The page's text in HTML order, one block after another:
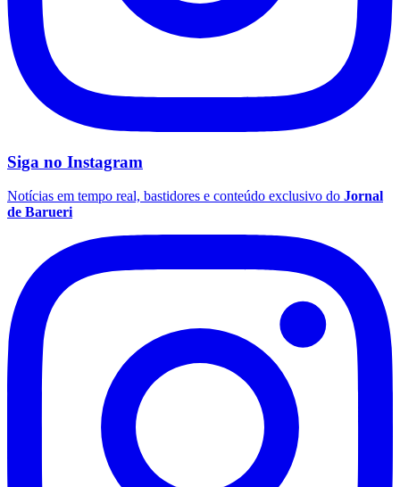
Palmeiras
Siga no Instagram
Notícias em tempo real, bastidores e conteúdo exclusivo do Jornal
de Barueri